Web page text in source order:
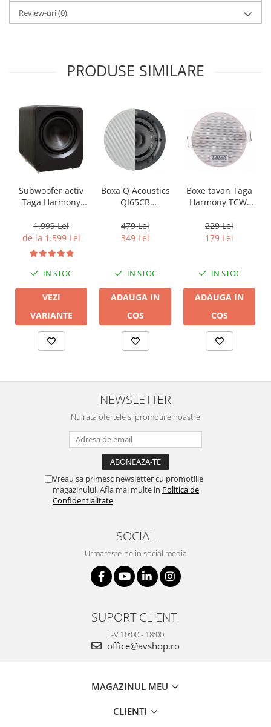
Review-uri(0)
PRODUSE SIMILARE
Subwoofer activ
Taga Harmony
v3
1.999 Lei
de la 1.599 Lei
IN STOC
VEZI
VARIANTE
Boxa Q Acoustics
QI65CB
Ceiling (1 buc)
479 Lei
349 Lei
IN STOC
ADAUGA IN
COS
Boxe tavan Taga
Harmony TCW-
229 Lei
179 Lei
IN STOC
ADAUGA IN
COS
NEWSLETTER
Nu rata ofertele si promotiile noastre
Vreau sa primesc newsletter cu promotiile
magazinului. Afla mai multe in Politica de
Confidentialitate
SOCIAL
Urmareste-ne in social media
SUPORT CLIENTI
L-V 10:00 - 18:00
office@avshop.ro
MAGAZINUL MEU
CLIENTI